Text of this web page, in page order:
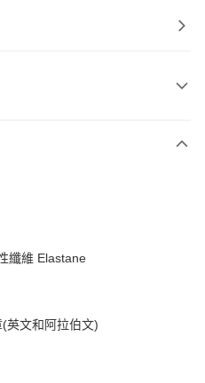
彰化商業銀行
台中商業銀行
纖維 Elastane
英文和阿拉伯文)